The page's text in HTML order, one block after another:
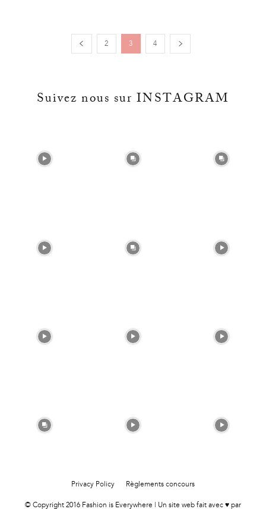
2 3 4
Suivez nous sur INSTAGRAM
Privacy Policy Règlements concours
© Copyright 2016 Fashion is Everywhere | Un site web fait avec ♥ par